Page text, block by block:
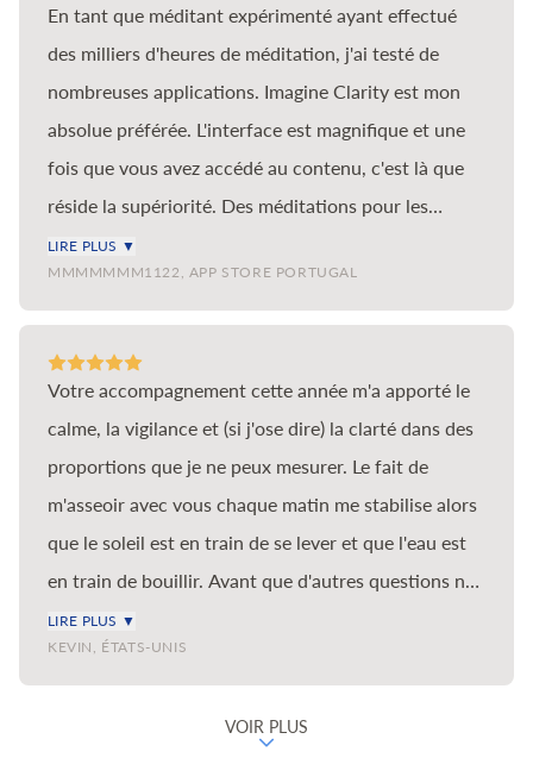
principale de méditation, ne cherchez pas plus loin
qu'Imagine Clarity pour continuer votre voyage.
Cette application est sans conteste la meilleure
application de méditation pour quiconque souhaite
sérieusement apprendre à méditer, accompagné de
deux des instructeurs les plus compétents et les plus
talentueux de notre génération. Merci beaucoup
En tant que méditant expérimenté ayant effectué
des milliers d'heures de méditation, j'ai testé de
nombreuses applications. Imagine Clarity est mon
absolue préférée. L'interface est magnifique et une
fois que vous avez accédé au contenu, c'est là que
réside la supériorité. Des méditations pour les
débutants aux méditations avancées par les
meilleurs spécialistes de la pratique, vous y
trouverez les outils dont vous avez besoin pour les
différentes situations et états émotionnels que vous
rencontrez dans la vie.
LIRE PLUS ▼
MMMMMMM1122, APP STORE PORTUGAL
Votre accompagnement cette année m'a apporté le
calme, la vigilance et (si j'ose dire) la clarté dans des
proportions que je ne peux mesurer. Le fait de
m'asseoir avec vous chaque matin me stabilise alors
que le soleil est en train de se lever et que l'eau est
en train de bouillir. Avant que d'autres questions ne
surgissent, comme il se doit, je savoure mon temps
en votre présence. Avec gratitude pour le bienfait
LIRE PLUS ▼
KEVIN, ÉTATS-UNIS
VOIR PLUS